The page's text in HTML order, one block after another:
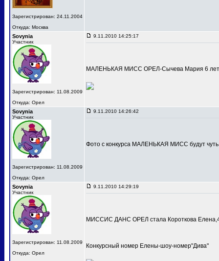
Зарегистрирован: 24.11.2004
Откуда: Москва
Sovynia
Участник
Зарегистрирован: 11.08.2009
Откуда: Орел
9.11.2010 14:25:17
МАЛЕНЬКАЯ МИСС ОРЕЛ-Сычева Мария 6
Sovynia
Участник
Зарегистрирован: 11.08.2009
Откуда: Орел
9.11.2010 14:26:42
Фото с конкурса МАЛЕНЬКАЯ МИСС будут
Sovynia
Участник
Зарегистрирован: 11.08.2009
Откуда: Орел
9.11.2010 14:29:19
МИССИС ДАНС ОРЕЛ стала Короткова
Конкурсный номер Елены-шоу-номер"Дива"